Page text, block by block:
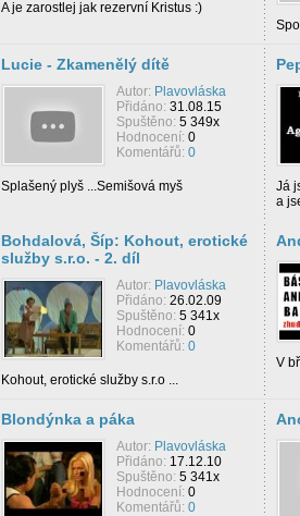
A je zarostlej jak rezervní Kristus :)
Lucie - Zkamenělý dítě
Autor: Plavovláska
Přidáno: 31.08.15
Spuštěno: 5 349x
Hodnocení: 0
Komentářů: 0
Splašený plyš ...Semišová myš
Já
a
Bohdalová, Šíp: Kohout, erotické
služby s.r.o. - 2. díl
Autor: Plavovláska
Přidáno: 26.02.09
Spuštěno: 5 341x
Hodnocení: 0
Komentářů: 0
Kohout, erotické služby s.r.o ...
V
Blondýnka a páka
Autor: Plavovláska
Přidáno: 17.12.10
Spuštěno: 5 341x
Hodnocení: 0
Komentářů: 0